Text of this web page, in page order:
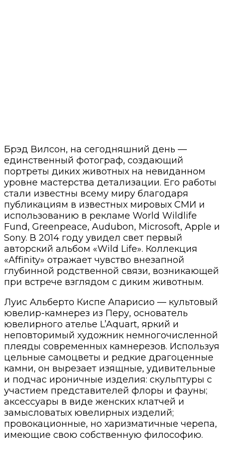
Брэд Вилсон, на сегодняшний день —
единственный фотограф, создающий
портреты диких животных на невиданном
уровне мастерства детализации. Его работы
стали известны всему миру благодаря
публикациям в известных мировых СМИ и
использованию в рекламе World Wildlife
Fund, Greenpeace, Audubon, Microsoft, Apple и
Sony. В 2014 году увидел свет первый
авторский альбом «Wild Life». Коллекция
«Affinity» отражает чувство внезапной
глубинной родственной связи, возникающей
при встрече взглядом с диким животным.
Луис Альберто Киспе Апарисио — культовый
ювелир-камнерез из Перу, основатель
ювелирного ателье L’Aquart, яркий и
неповторимый художник немногочисленной
плеяды современных камнерезов. Используя
цельные самоцветы и редкие драгоценные
камни, он вырезает изящные, удивительные
и подчас ироничные изделия: скульптуры с
участием представителей флоры и фауны;
аксессуары в виде женских клатчей и
замысловатых ювелирных изделий;
провокационные, но харизматичные черепа,
имеющие свою собственную философию.